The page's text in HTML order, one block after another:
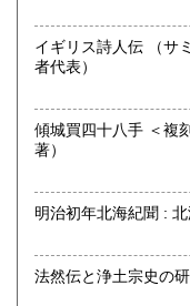
京都・寺町二条に店
原町六角から移転し
典籍などを扱ってお
本の古本屋」からご
めメールにて有無を
頭に無い場合がござ
Akao Shobundo
https://
京都線河原町駅
イギリス詩人伝 （サミュエル・ジョンソン 著 ; 小林章夫 訳
者代表）
傾城買四十八手 ＜複刻日
著）